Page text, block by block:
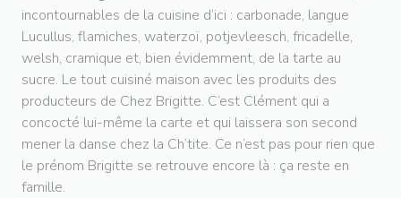
incontournables de la cuisine d’ici : carbonade, langue
Lucullus, flamiches, waterzoï, potjevleesch, fricadelle,
welsh, cramique et, bien évidemment, de la tarte au
sucre. Le tout cuisiné maison avec les produits des
producteurs de Chez Brigitte. C’est Clément qui a
concocté lui-même la carte et qui laissera son second
mener la danse chez la Ch’tite. Ce n’est pas pour rien que
le prénom Brigitte se retrouve encore là : ça reste en
famille.